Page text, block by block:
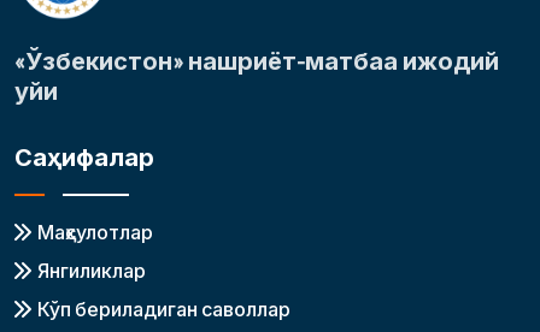
«Ўзбекистон» нашриёт-матбаа ижодий
уйи
Саҳифалар
Маҳсулотлар
Янгиликлар
Кўп бериладиган саволлар